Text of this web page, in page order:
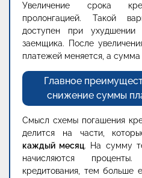
Увеличение срока
пролонгацией. Такой
доступен при ухудшении
заемщика. После
платежей меняется, а
Главное
снижение суммы
Смысл схемы погашения
делится на части,
каждый месяц. На сумму
начисляются
кредитования, тем больше